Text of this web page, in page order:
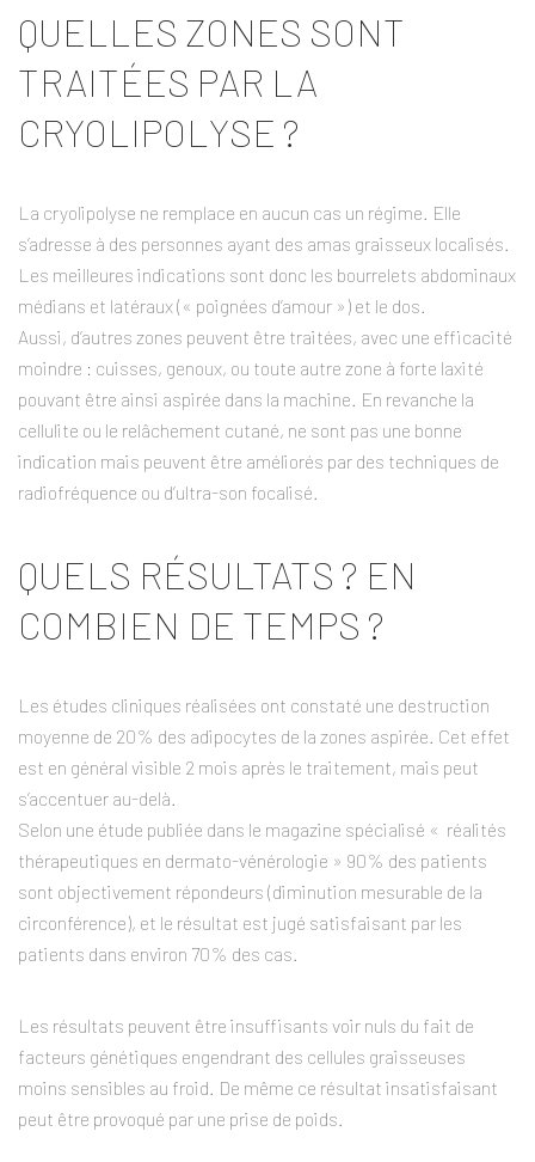
QUELLES ZONES SONT
TRAITÉES PAR LA
CRYOLIPOLYSE ?
La cryolipolyse ne remplace en aucun cas un régime. Elle
s’adresse à des personnes ayant des amas graisseux localisés.
Les meilleures indications sont donc les bourrelets abdominaux
médians et latéraux (« poignées d’amour ») et le dos.
Aussi, d’autres zones peuvent être traitées, avec une efficacité
moindre : cuisses, genoux, ou toute autre zone à forte laxité
pouvant être ainsi aspirée dans la machine. En revanche la
cellulite ou le relâchement cutané, ne sont pas une bonne
indication mais peuvent être améliorés par des techniques de
radiofréquence ou d’ultra-son focalisé.
QUELS RÉSULTATS ? EN
COMBIEN DE TEMPS ?
Les études cliniques réalisées ont constaté une destruction
moyenne de 20% des adipocytes de la zones aspirée. Cet effet
est en général visible 2 mois après le traitement, mais peut
s’accentuer au-delà.
Selon une étude publiée dans le magazine spécialisé « réalités
thérapeutiques en dermato-vénérologie » 90% des patients
sont objectivement répondeurs (diminution mesurable de la
circonférence), et le résultat est jugé satisfaisant par les
patients dans environ 70% des cas.
Les résultats peuvent être insuffisants voir nuls du fait de
facteurs génétiques engendrant des cellules graisseuses
moins sensibles au froid. De même ce résultat insatisfaisant
peut être provoqué par une prise de poids.